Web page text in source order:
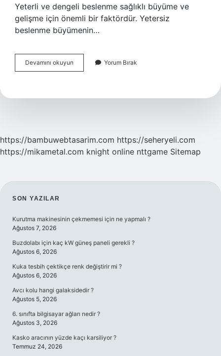
Yeterli ve dengeli beslenme sağlıklı büyüme ve
gelişme için önemli bir faktördür. Yetersiz
beslenme büyümenin…
Devamını okuyun Beslenme
Boy
Mi
Yorum Bırak
https://bambuwebtasarim.com https://seheryeli.com
https://mikametal.com knight online nttgame Sitemap
SIDEBAR
SON YAZILAR
Kurutma makinesinin çekmemesi için ne yapmalı ?
Ağustos 7, 2026
Buzdolabı için kaç kW güneş paneli gerekli ?
Ağustos 6, 2026
Kuka tesbih çektikçe renk değiştirir mi ?
Ağustos 6, 2026
Avcı kolu hangi galaksidedir ?
Ağustos 5, 2026
6. sınıfta bilgisayar ağları nedir ?
Ağustos 3, 2026
Kasko aracının yüzde kaçı karsiliyor ?
Temmuz 24, 2026